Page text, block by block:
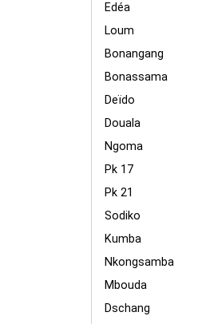
Edéa
Loum
Bonangang
Bonassama
Deïdo
Douala
Ngoma
Pk 17
Pk 21
Sodiko
Kumba
Nkongsamba
Mbouda
Dschang